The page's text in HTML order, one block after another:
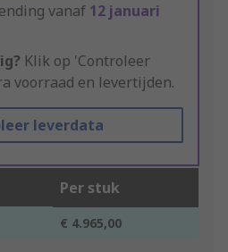
vanaf 12 januari
Klik op 'Controleer
voorraad en levertijden.
leverdata
Per stuk
€ 4.965,00